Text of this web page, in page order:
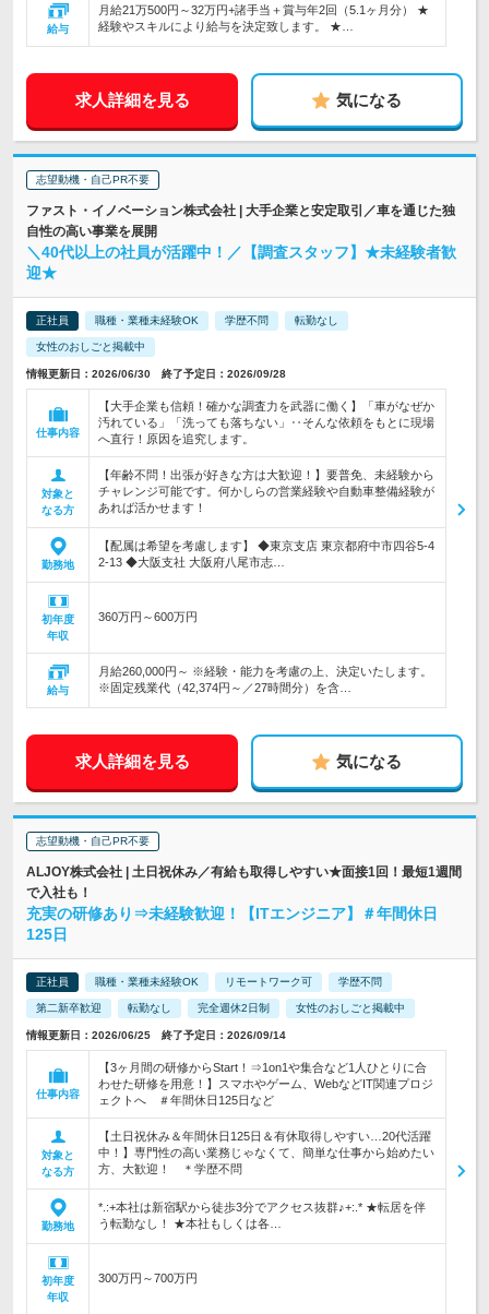
給与
月給21万500円～32万円+諸手当＋賞与年2回（5.1ヶ月分） ★
経験やスキルにより給与を決定致します。 ★…
求人詳細を見る 気になる
志望動機・自己PR不要
ファスト・イノベーション株式会社 | 大手企業と安定取引／車を通じた独
自性の高い事業を展開
＼40代以上の社員が活躍中！／【調査スタッフ】★未経験者歓
迎★
正社員 職種・業種未経験OK 学歴不問 転勤なし
女性のおしごと掲載中
情報更新日：2026/06/30 終了予定日：2026/09/28
仕事内容
【大手企業も信頼！確かな調査力を武器に働く】「車がなぜか
汚れている」「洗っても落ちない」‥そんな依頼をもとに現場
へ直行！原因を追究します。
対象と
なる方
【年齢不問！出張が好きな方は大歓迎！】要普免、未経験から
チャレンジ可能です。何かしらの営業経験や自動車整備経験が
あれば活かせます！
勤務地
【配属は希望を考慮します】 ◆東京支店 東京都府中市四谷5-4
2-13 ◆大阪支社 大阪府八尾市志…
初年度
年収
360万円～600万円
給与
月給260,000円～ ※経験・能力を考慮の上、決定いたします。
※固定残業代（42,374円～／27時間分）を含…
求人詳細を見る 気になる
志望動機・自己PR不要
ALJOY株式会社 | 土日祝休み／有給も取得しやすい★面接1回！最短1週間
で入社も！
充実の研修あり⇒未経験歓迎！【ITエンジニア】＃年間休日
125日
正社員 職種・業種未経験OK リモートワーク可 学歴不問
第二新卒歓迎 転勤なし 完全週休2日制 女性のおしごと掲載中
情報更新日：2026/06/25 終了予定日：2026/09/14
仕事内容
【3ヶ月間の研修からStart！⇒1on1や集合など1人ひとりに合
わせた研修を用意！】スマホやゲーム、WebなどIT関連プロジ
ェクトへ ＃年間休日125日など
対象と
なる方
【土日祝休み＆年間休日125日＆有休取得しやすい…20代活躍
中！】専門性の高い業務じゃなくて、簡単な仕事から始めたい
方、大歓迎！ ＊学歴不問
勤務地
*.:+本社は新宿駅から徒歩3分でアクセス抜群♪+:.* ★転居を伴
う転勤なし！ ★本社もしくは各…
初年度
年収
300万円～700万円